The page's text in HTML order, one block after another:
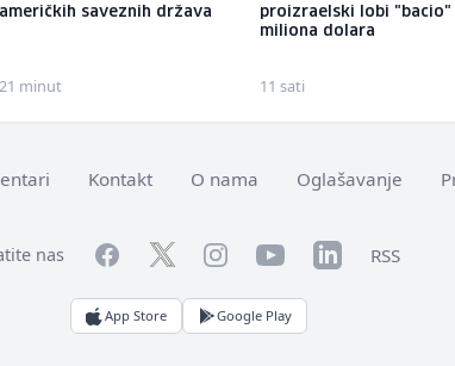
američkih saveznih država
21 minut
proizraelski lobi "bacio"
miliona dolara
11 sati
Kontakt O nama Oglašavanje
nas FacebookTwitterInstagramYouTubeLinkedInRSS
App Store Google Play